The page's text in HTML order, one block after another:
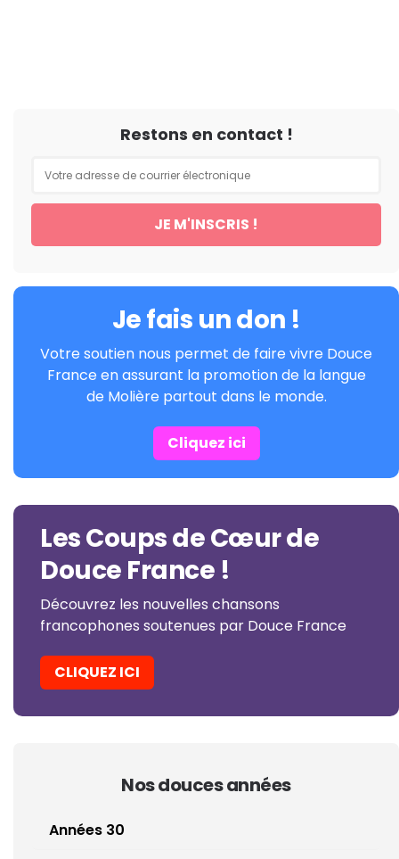
Restons en contact !
Je fais un don !
Votre soutien nous permet de faire vivre Douce
France en assurant la promotion de la langue
de Molière partout dans le monde.
Cliquez ici
Les Coups de Cœur de
Douce France !
Découvrez les nouvelles chansons
francophones soutenues par Douce France
CLIQUEZ ICI
Nos douces années
Années 30